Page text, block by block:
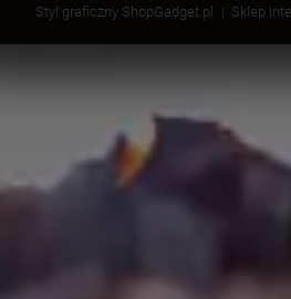
Styl graficzny ShopGadget.pl
Sklep